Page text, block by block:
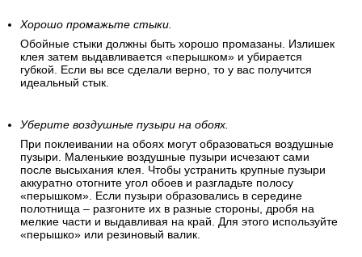
Хорошо промажьте стыки.
Обойные стыки должны быть хорошо промазаны. Излишек
клея затем выдавливается «перышком» и убирается
губкой. Если вы все сделали верно, то у вас получится
идеальный стык.
Уберите воздушные пузыри на обоях.
При поклеивании на обоях могут образоваться воздушные
пузыри. Маленькие воздушные пузыри исчезают сами
после высыхания клея. Чтобы устранить крупные пузыри
аккуратно отогните угол обоев и разгладьте полосу
«перышком». Если пузыри образовались в середине
полотнища – разгоните их в разные стороны, дробя на
мелкие части и выдавливая на край. Для этого используйте
«перышко» или резиновый валик.